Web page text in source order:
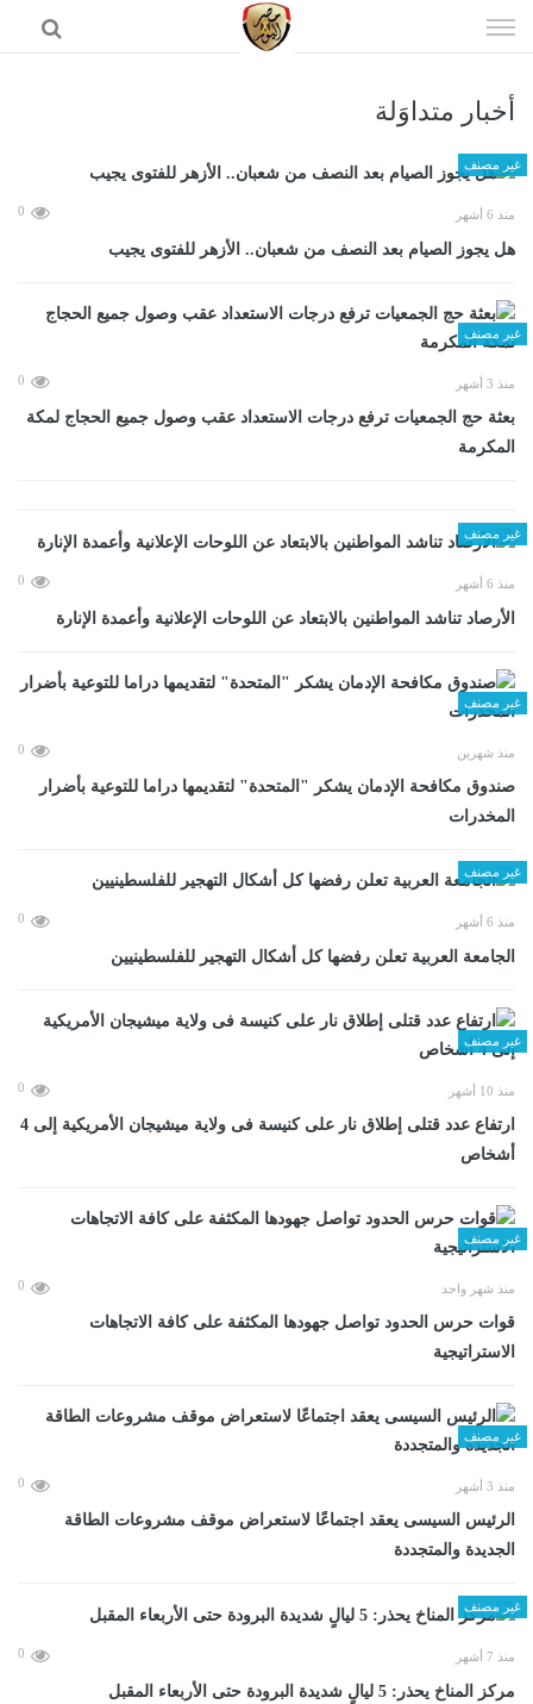
الى
أخبار متداوَلة
غير مصنف
منذ 6 أشهر 0
هل يجوز الصيام بعد النصف من شعبان.. الأزهر للفتوى يجيب
غير مصنف
منذ 3 أشهر 0
بعثة حج الجمعيات ترفع درجات الاستعداد عقب وصول جميع الحجاج لمكة
المكرمة
غير مصنف
منذ 6 أشهر 0
الأرصاد تناشد المواطنين بالابتعاد عن اللوحات الإعلانية وأعمدة الإنارة
غير مصنف
منذ شهرين 0
صندوق مكافحة الإدمان يشكر "المتحدة" لتقديمها دراما للتوعية بأضرار
المخدرات
غير مصنف
منذ 6 أشهر 0
الجامعة العربية تعلن رفضها كل أشكال التهجير للفلسطينيين
غير مصنف
منذ 10 أشهر 0
ارتفاع عدد قتلى إطلاق نار على كنيسة فى ولاية ميشيجان الأمريكية إلى 4
أشخاص
غير مصنف
منذ شهر واحد 0
قوات حرس الحدود تواصل جهودها المكثفة على كافة الاتجاهات
الاستراتيجية
غير مصنف
منذ 3 أشهر 0
الرئيس السيسى يعقد اجتماعًا لاستعراض موقف مشروعات الطاقة
الجديدة والمتجددة
غير مصنف
منذ 7 أشهر 0
مركز المناخ يحذر: 5 ليالٍ شديدة البرودة حتى الأربعاء المقبل